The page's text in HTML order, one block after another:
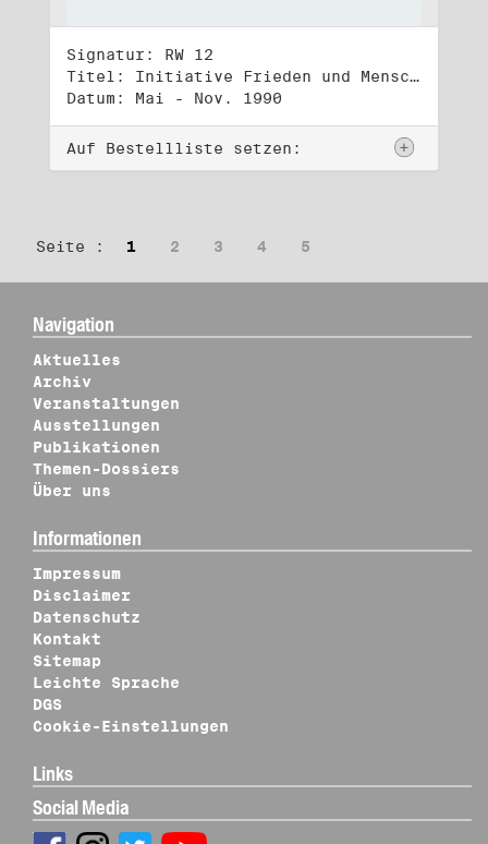
Signatur: RW 12
Titel: Initiative Frieden und Menschenrechte (2)
Datum: Mai - Nov. 1990
Auf Bestellliste setzen:
Seite : 1 2 3 4 5
Navigation
Aktuelles
Archiv
Veranstaltungen
Ausstellungen
Publikationen
Themen-Dossiers
Über uns
Informationen
Impressum
Disclaimer
Datenschutz
Kontakt
Sitemap
Leichte Sprache
DGS
Cookie-Einstellungen
Links
Social Media